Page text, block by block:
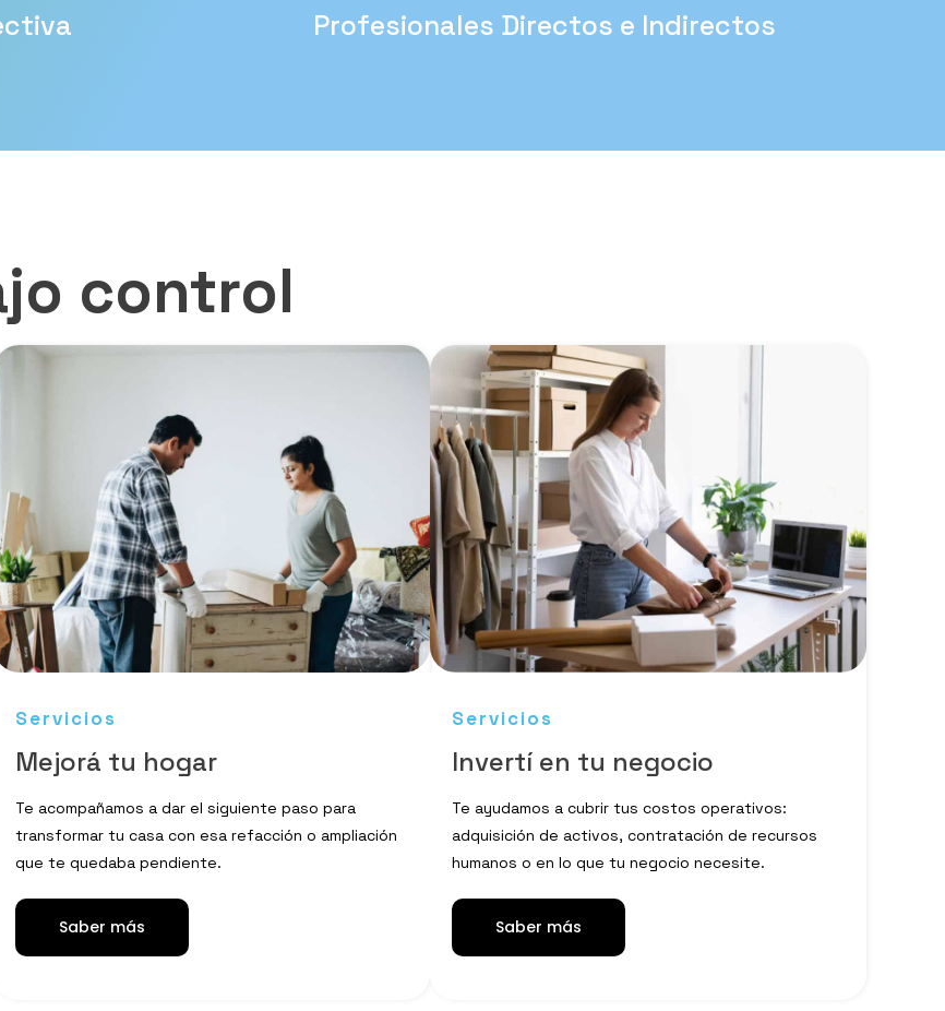
Profesionales Directos e Indirectos
control
Servicios
Mejorá tu hogar
Te acompañamos a dar el siguiente paso para
transformar tu casa con esa refacción o ampliación
que te quedaba pendiente.
Saber más
Servicios
Invertí en tu negocio
Te ayudamos a cubrir tus costos operativos:
adquisición de activos, contratación de recursos
humanos o en lo que tu negocio necesite.
Saber más